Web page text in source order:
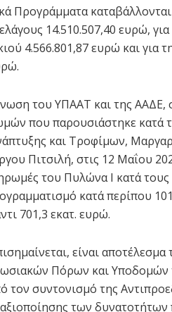
Προγράμματα
14.510.507,40 ευρώ, για
4.566.801,87 ευρώ και για
του ΥΠΑΑΤ και της ΑΑΔΕ,
που παρουσιάστηκε κατά
και Τροφίμων,
Πιτσιλή, στις 12 Μαΐου
του Πυλώνα Ι κατά
κατά περίπου
701,3 εκατ. ευρώ.
είναι αποτέλεσμα
Πόρων και Υποδομών
τον συντονισμό της
των